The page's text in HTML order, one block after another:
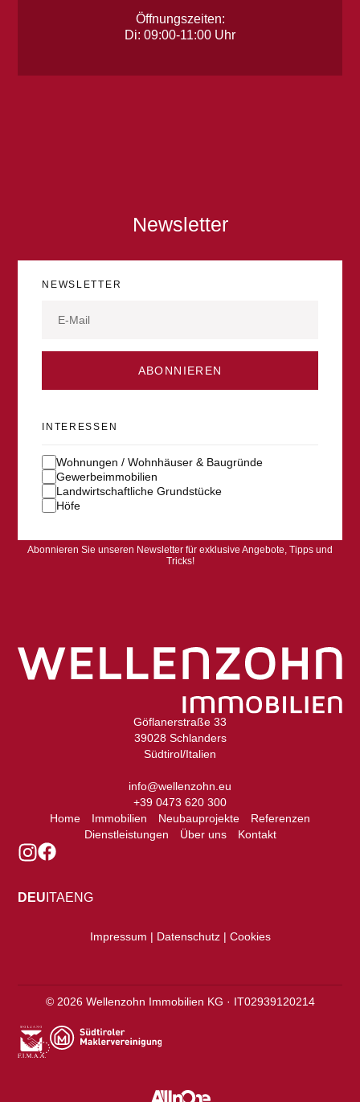
Öffnungszeiten:
Di: 09:00-11:00 Uhr
Newsletter
NEWSLETTER
ABONNIEREN
INTERESSEN
Wohnungen / Wohnhäuser & Baugründe
Gewerbeimmobilien
Landwirtschaftliche Grundstücke
Höfe
Abonnieren Sie unseren Newsletter für exklusive Angebote, Tipps und
Tricks!
DEU ITAENG
Impressum | Datenschutz | Cookies
Home Immobilien Neubauprojekte
Referenzen
Dienstleistungen
Über uns Kontakt
Göflanerstraße 33
39028 Schlanders
Südtirol/Italien
info@wellenzohn.eu
+39 0473 620 300
© 2026Wellenzohn Immobilien KG · IT02939120214